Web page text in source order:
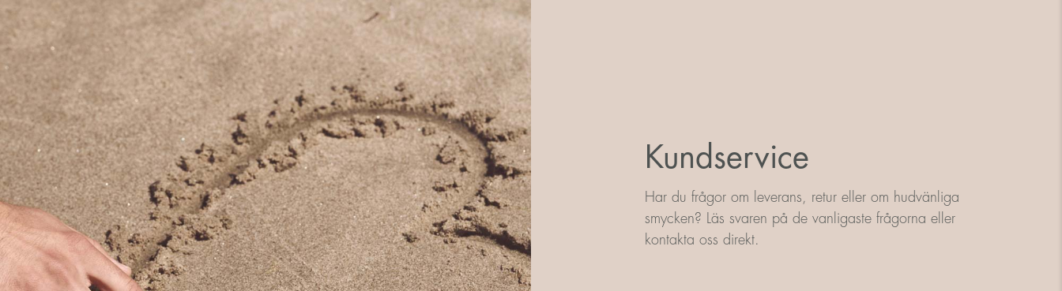
Kundservice
Har du frågor om leverans, retur eller om hudvänliga
smycken? Läs svaren på de vanligaste frågorna eller
kontakta oss direkt.